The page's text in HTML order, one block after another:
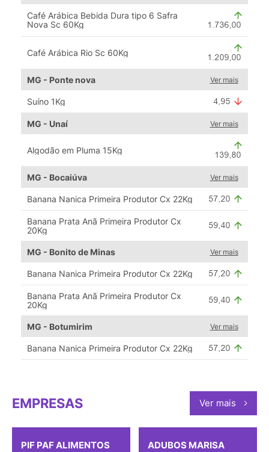
Café Arábica Bebida Dura tipo 6 Safra
Nova Sc 60Kg
Café Arábica Rio Sc 60Kg
MG - Ponte nova Ver mais
Suíno 1Kg
MG - Unaí Ver mais
Algodão em Pluma 15Kg
MG - Bocaiúva Ver mais
Banana Nanica Primeira Produtor Cx 22Kg
Banana Prata Anã Primeira Produtor Cx
20Kg
MG - Bonito de Minas Ver mais
Banana Nanica Primeira Produtor Cx 22Kg
Banana Prata Anã Primeira Produtor Cx
20Kg
MG - Botumirim Ver mais
Banana Nanica Primeira Produtor Cx 22Kg
EMPRESAS Ver mais
PIF PAF ALIMENTOS ADUBOS MARISA